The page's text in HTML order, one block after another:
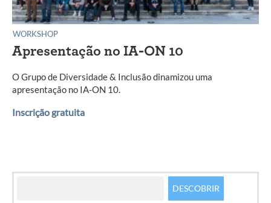
WORKSHOP
Apresentação no IA-ON 10
O Grupo de Diversidade & Inclusão dinamizou uma
apresentação no IA-ON 10.
Inscrição gratuita